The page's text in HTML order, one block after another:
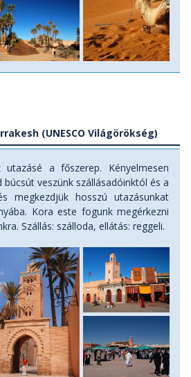
(UNESCO Világörökség)
a főszerep. Kényelmesen
veszünk szállásadóinktól és a
megkezdjük hosszú utazásunkat
Kora este fogunk megérkezni
Szállás: szálloda, ellátás: reggeli.